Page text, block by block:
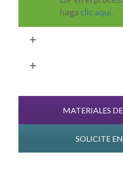
haga clic aquí.
MATERIALES
SOLICITE